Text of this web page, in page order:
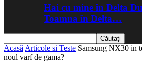
Hai cu mine în Delta
Toamna în Delta…
Acasă Articole si Teste Samsung NX30 in
noul varf de gama?